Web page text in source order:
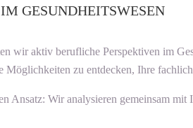
GESUNDHEITSWESEN
wir aktiv berufliche Perspektiven im
Möglichkeiten zu entdecken, Ihre
Ansatz: Wir analysieren gemeinsam